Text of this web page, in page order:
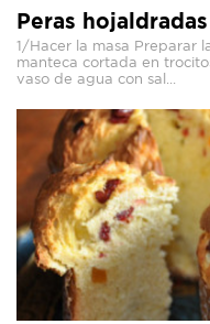
Peras hojaldradas
1/Hacer la masa Preparar
manteca cortada en
vaso de agua con sal...